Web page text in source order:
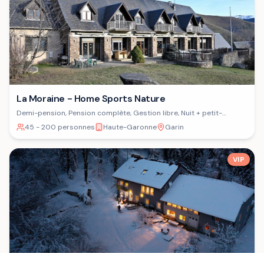
La Moraine - Home Sports Nature
Demi-pension, Pension complète, Gestion libre, Nuit + petit-
déjeuner
45 - 200 personnes Haute-Garonne Garin
VIP